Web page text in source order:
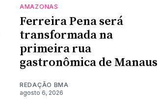
AMAZONAS
Ferreira Pena será
transformada na
primeira rua
gastronômica de Manaus
REDAÇÃO BMA
agosto 6, 2026